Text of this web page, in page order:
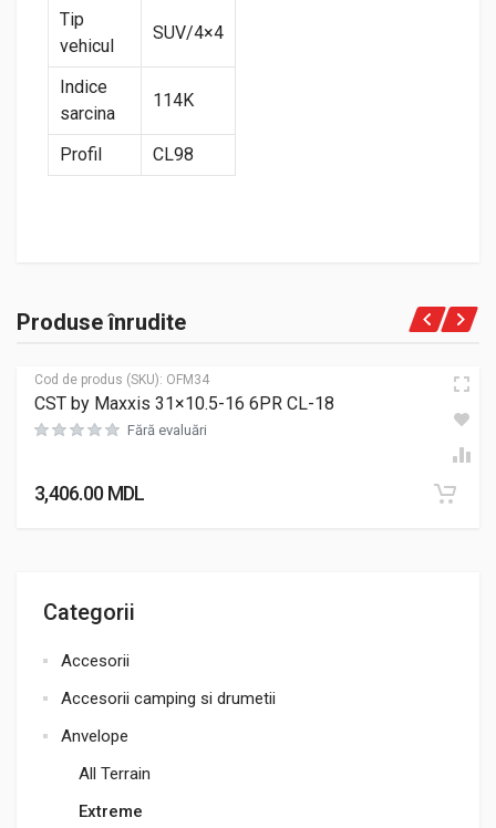
Categorii
Accesorii
Accesorii camping si drumetii
Anvelope
All Terrain
Extreme
Tip
vehicul
SUV/4×4
Indice
sarcina
114K
Profil CL98
Produse înrudite
Cod de produs (SKU): OFM34
CST by Maxxis 31×10.5-16 6PR CL-18
Fără evaluări
3,406.00MDL